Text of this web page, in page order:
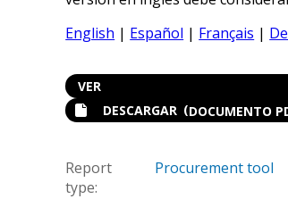
English | Español | Français |
VER
DESCARGAR (DOCUMENTO
Report
type:
Procurement tool